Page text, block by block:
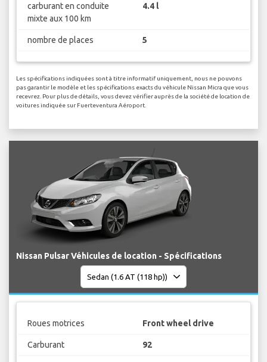
carburant en conduite
mixte aux 100 km
4.4 l
nombre de places 5
Les spécifications indiquées sont à titre informatif uniquement, nous ne pouvons
pas garantir le modèle et les spécifications exacts du véhicule Nissan Micra que vous
recevrez. Pour plus de détails, vous devez vérifier auprès de la société de location de
voitures indiquée sur Fuerteventura Aéroport.
Nissan Pulsar Véhicules de location - Spécifications
Roues motrices Front wheel drive
Carburant 92